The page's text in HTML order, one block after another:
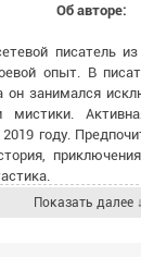
Об авторе:
писатель
опыт. В
он занимался
мистики.
2019 году.
Показать далее